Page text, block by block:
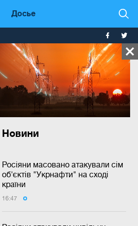
Досье
Новини
Росіяни масовано атакували сім
об'єктів "Укрнафти" на сході
країни
16:47